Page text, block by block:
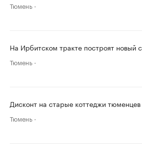
Тюмень
На Ирбитском тракте построят новый
Тюмень
Дисконт на старые коттеджи тюменцев
Тюмень